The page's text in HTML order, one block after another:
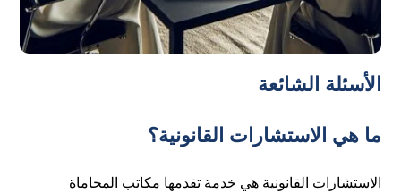
الأسئلة الشائعة
ما هي الاستشارات القانونية؟
الاستشارات القانونية هي خدمة تقدمها مكاتب المحاماة